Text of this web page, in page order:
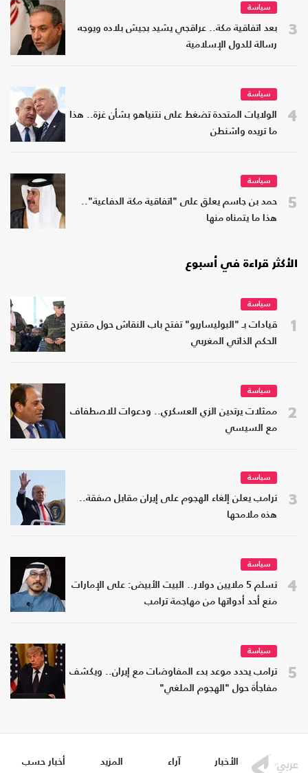
3
سياسة
بعد اتفاقية مكة.. عراقجي يشيد بجيش بلاده ويوجه
رسالة للدول الإسلامية
4
سياسة
الولايات المتحدة تضغط على نتنياهو بشأن غزة.. هذا
ما تريده واشنطن
5
سياسة
حمد بن جاسم يعلق على "اتفاقية مكة الدفاعية"..
هذا ما يتمناه منها
الأكثر قراءة في أسبوع
1
سياسة
قيادات بـ "البوليساريو" تفتح باب النقاش حول مقترح
الحكم الذاتي المغربي
2
سياسة
ممثلات يرتدين الزي العسكري.. ودعوات للاصطفاف
مع السيسي
3
سياسة
ترامب يعلن إلغاء الهجوم على إيران مقابل صفقة..
هذه ملامحها
4
سياسة
تسلم 5 ملايين دولار.. البيت الأبيض: على الإمارات
منع أحد أدواتها من مهاجمة ترامب
5
سياسة
ترامب يحدد موعد بدء المفاوضات مع إيران.. ويكشف
مفاجأة حول "الهجوم الملغي"
الأخبار آراء المزيد
أخبار حسب